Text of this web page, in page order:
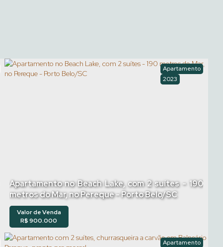
Apartamento no Beach Lake, com 2 suítes - 190
metros do Mar, no Pereque - Porto Belo/SC
2023
Apartamento
R$900.000
Valor de Venda
Apartamento